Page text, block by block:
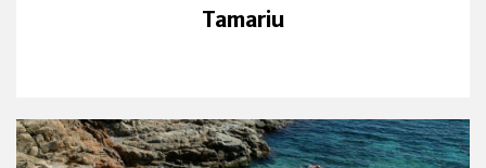
Tamariu